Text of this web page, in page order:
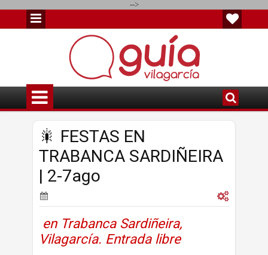
-->
🎇 FESTAS EN
TRABANCA SARDIÑEIRA
| 2-7ago
en Trabanca Sardiñeira,
Vilagarcía. Entrada libre